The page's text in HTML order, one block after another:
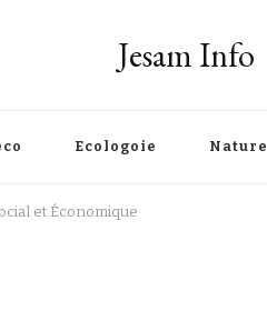
Jesam Info
Ecologoie Nature
et Économique